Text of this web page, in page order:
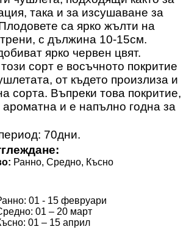
така и за изсушаване за
са ярко жълти на
с дължина 10-15см.
ярко червен цвят.
сорт е восъчното покритие
от където произлиза и
сорта. Въпреки това покритие,
ароматна и е напълно годна за
70дни.
:
: Ранно, Средно, Късно
: 01 - 15 февруари
: 01 – 20 март
01 – 15 април